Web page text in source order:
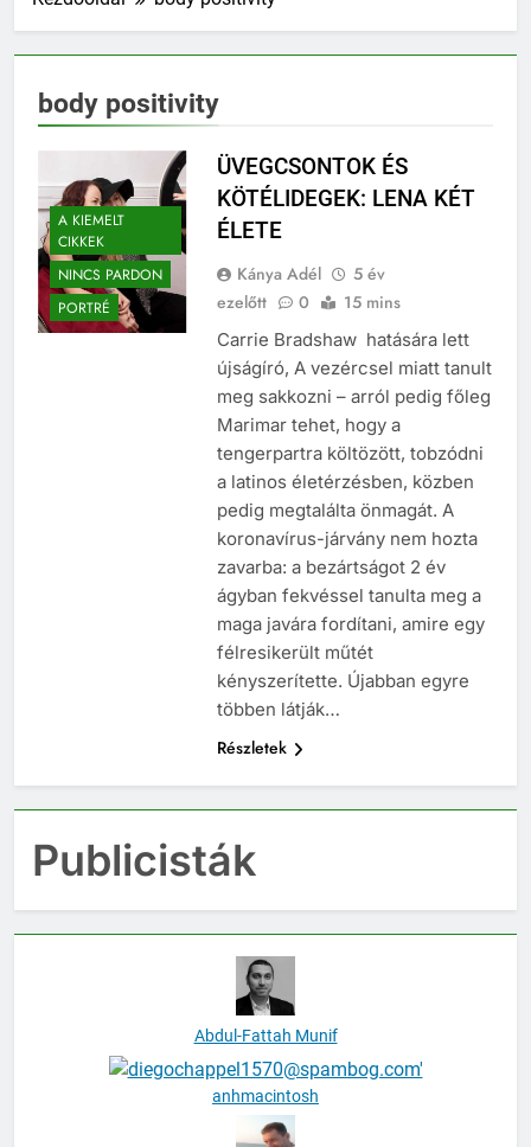
body positivity
A KIEMELT
CIKKEK
NINCS PARDON
PORTRÉ
ÜVEGCSONTOK ÉS
KÖTÉLIDEGEK: LENA KÉT
ÉLETE
Kánya Adél
5 év
ezelőtt
0 15 mins
Carrie Bradshaw hatására lett
újságíró, A vezércsel miatt tanult
meg sakkozni – arról pedig főleg
Marimar tehet, hogy a
tengerpartra költözött, tobzódni
a latinos életérzésben, közben
pedig megtalálta önmagát. A
koronavírus-járvány nem hozta
zavarba: a bezártságot 2 év
ágyban fekvéssel tanulta meg a
maga javára fordítani, amire egy
félresikerült műtét
kényszerítette. Újabban egyre
többen látják…
Részletek
Publicisták
Abdul-Fattah Munif
anhmacintosh